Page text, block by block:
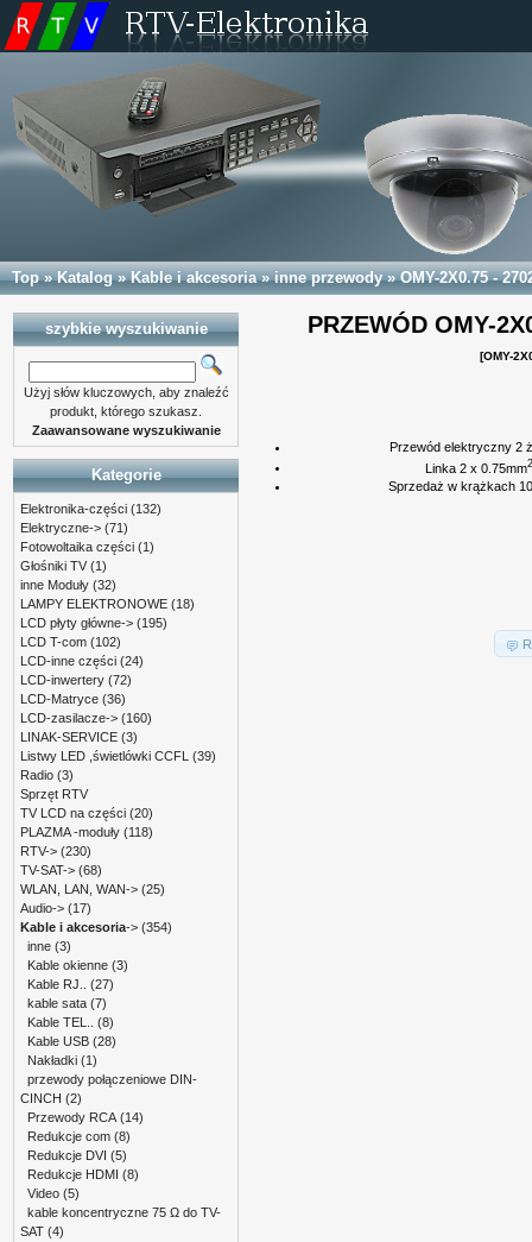
Top»Katalog»Kable i akcesoria»inne przewody»OMY-2X0.75 -
PRZEWÓD OMY-
[OMY-
Przewód elektryczny 2
Linka 2 x 0.75mm2
Sprzedaż w krążkach
szybkie wyszukiwanie
Użyj słów kluczowych, aby znaleźć
produkt, którego szukasz.
Zaawansowane wyszukiwanie
Kategorie
Elektronika-części (132)
Elektryczne-> (71)
Fotowoltaika części (1)
Głośniki TV (1)
inne Moduły (32)
LAMPY ELEKTRONOWE (18)
LCD płyty główne-> (195)
LCD T-com (102)
LCD-inne części (24)
LCD-inwertery (72)
LCD-Matryce (36)
LCD-zasilacze-> (160)
LINAK-SERVICE (3)
Listwy LED ,świetlówki CCFL
(39)
Radio (3)
Sprzęt RTV
TV LCD na części (20)
PLAZMA -moduły (118)
RTV-> (230)
TV-SAT-> (68)
WLAN, LAN, WAN-> (25)
Audio-> (17)
Kable i akcesoria-> (354)
inne (3)
Kable okienne (3)
Kable RJ..
(27)
kable sata (7)
Kable TEL..
(8)
Kable USB (28)
Nakładki (1)
przewody połączeniowe DIN-
CINCH (2)
Przewody RCA (14)
Redukcje com (8)
Redukcje DVI (5)
Redukcje HDMI (8)
Video (5)
kable koncentryczne 75 Ω do TV-
SAT (4)